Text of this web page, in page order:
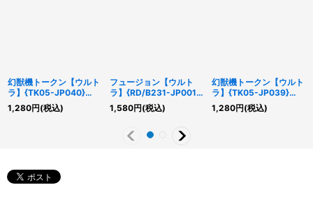
幻獣機トークン【ウルト
ラ】{TK05-JP040}
《トークン》
1,280円(税込)
フュージョン【ウルト
ラ】{RD/B231-JP001}
《RD魔法》
1,580円(税込)
幻獣機トークン【ウルト
ラ】{TK05-JP039}
《トークン》
1,280円(税込)